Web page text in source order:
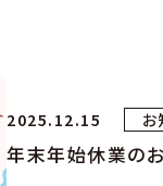
2025.12.15 お
年末年始休業の